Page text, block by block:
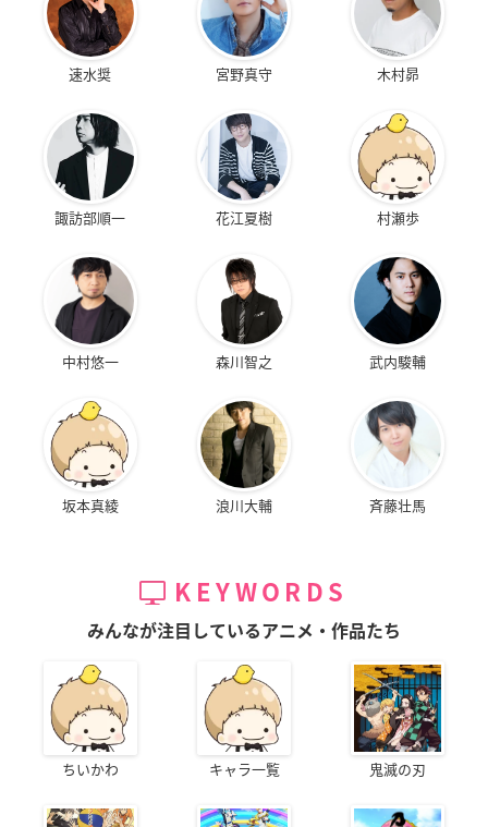
速水奨 宮野真守 木村昴
諏訪部順一 花江夏樹 村瀬歩
中村悠一 森川智之 武内駿輔
坂本真綾 浪川大輔 斉藤壮馬
KEYWORDS
みんなが注目しているアニメ・作品たち
ちいかわ キャラ一覧 鬼滅の刃